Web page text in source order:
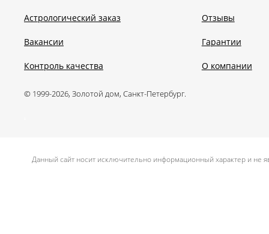
Астрологический заказ
Вакансии
Контроль качества
Отзывы
Гарантии
О компании
© 1999-2026, Золотой дом, Санкт-Петербург.
Данный сайт носит исключительно информационный характер и не